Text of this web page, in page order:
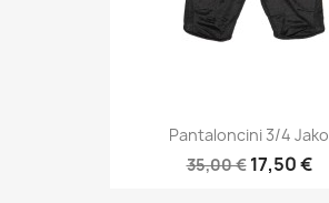
Pantaloncini 3/4 Jako
35,00 € 17,50 €